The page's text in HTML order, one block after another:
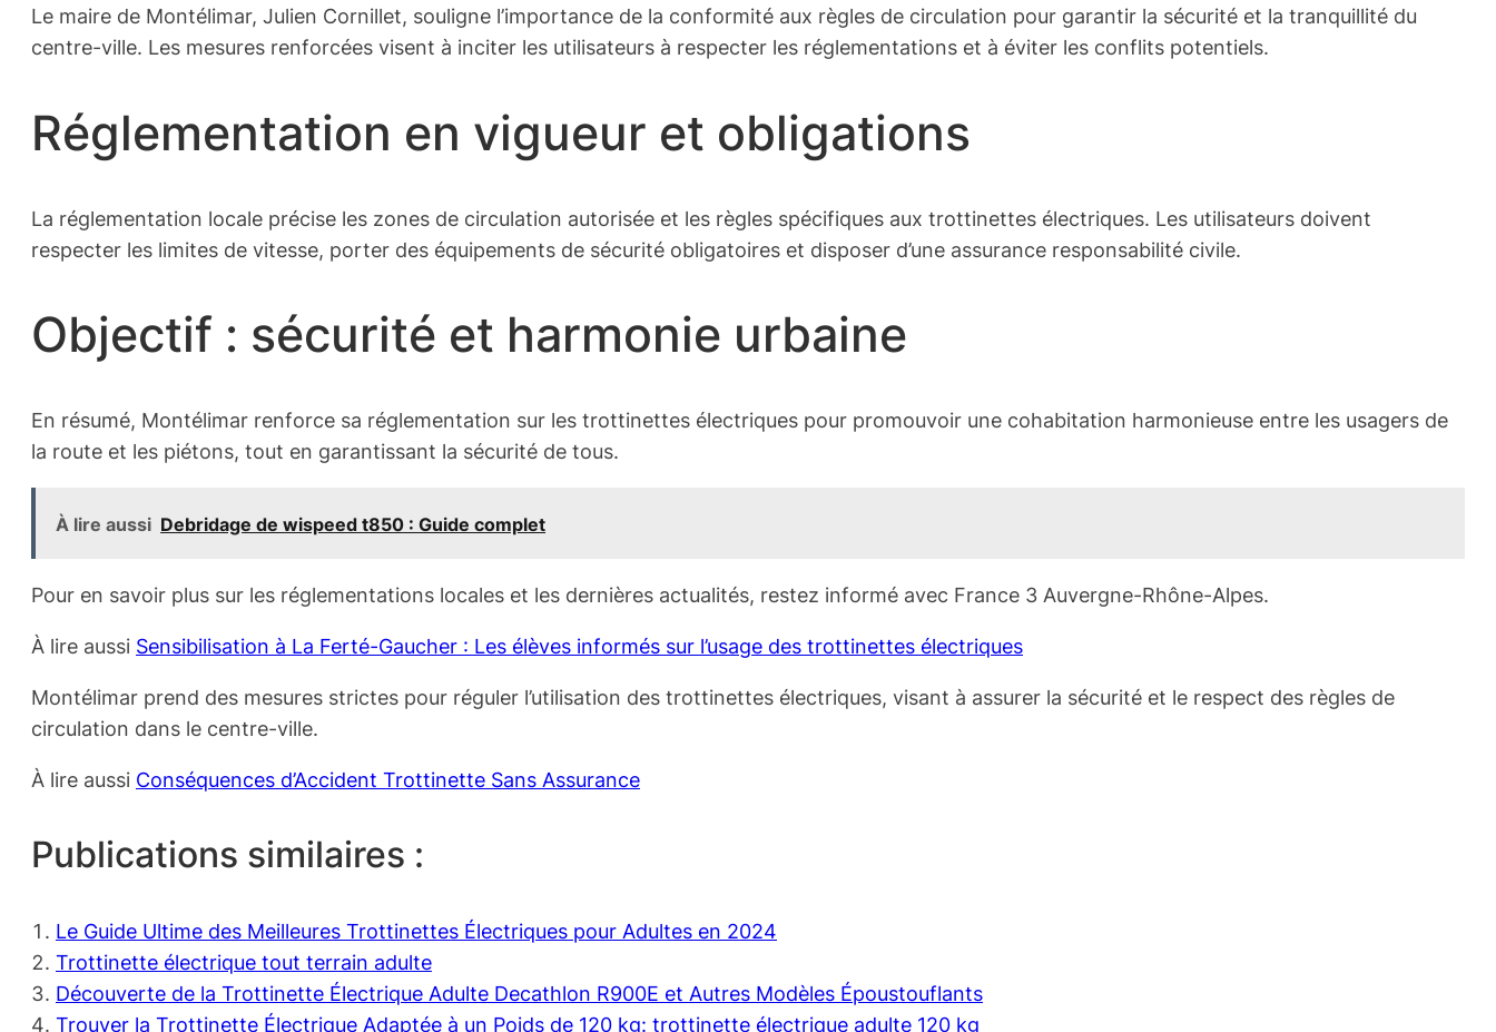
Le maire de Montélimar, Julien Cornillet, souligne l’importance de la conformité aux règles de circulation pour garantir la sécurité et la tranquillité du
centre-ville. Les mesures renforcées visent à inciter les utilisateurs à respecter les réglementations et à éviter les conflits potentiels.
Réglementation en vigueur et obligations
La réglementation locale précise les zones de circulation autorisée et les règles spécifiques aux trottinettes électriques. Les utilisateurs doivent
respecter les limites de vitesse, porter des équipements de sécurité obligatoires et disposer d’une assurance responsabilité civile.
Objectif : sécurité et harmonie urbaine
En résumé, Montélimar renforce sa réglementation sur les trottinettes électriques pour promouvoir une cohabitation harmonieuse entre les usagers de
la route et les piétons, tout en garantissant la sécurité de tous.
À lire aussi Debridage de wispeed t850 : Guide complet
Pour en savoir plus sur les réglementations locales et les dernières actualités, restez informé avec France 3 Auvergne-Rhône-Alpes.
À lire aussi Sensibilisation à La Ferté-Gaucher : Les élèves informés sur l’usage des trottinettes électriques
Montélimar prend des mesures strictes pour réguler l’utilisation des trottinettes électriques, visant à assurer la sécurité et le respect des règles de
circulation dans le centre-ville.
À lire aussi Conséquences d’Accident Trottinette Sans Assurance
Publications similaires :
Le Guide Ultime des Meilleures Trottinettes Électriques pour Adultes en 2024
Trottinette électrique tout terrain adulte
Découverte de la Trottinette Électrique Adulte Decathlon R900E et Autres Modèles Époustouflants
Trouver la Trottinette Électrique Adaptée à un Poids de 120 kg: trottinette électrique adulte 120 kg